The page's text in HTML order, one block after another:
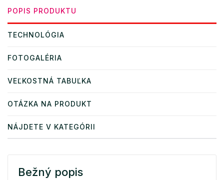
POPIS PRODUKTU
TECHNOLÓGIA
FOTOGALÉRIA
VEĽKOSTNÁ TABUĽKA
OTÁZKA NA PRODUKT
NÁJDETE V KATEGÓRII
Bežný popis